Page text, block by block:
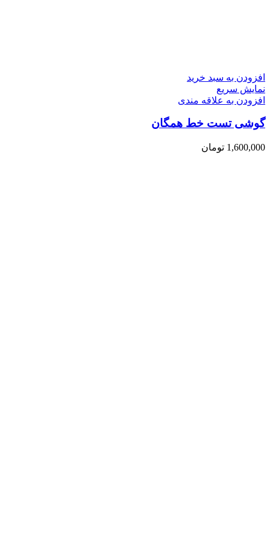
افزودن به سبد خرید
نمایش سریع
افزودن به علاقه مندی
گوشی تست خط همگان
1,600,000 تومان